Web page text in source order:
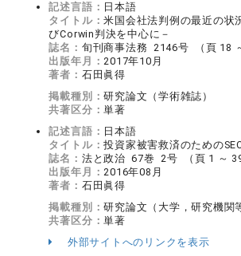
記述言語： 日本語
タイトル：米国会社法判例の最近の状
びCorwin判決を中心に－
誌名： 旬刊商事法務 2146号 （頁 18
出版年月：2017年10月
著者： 石田眞得
掲載種別：研究論文（学術雑誌）
共著区分：単著
記述言語： 日本語
タイトル：投資家被害救済のための
誌名： 法と政治 67巻 2号 （頁 1 ～ 39
出版年月：2016年08月
著者： 石田眞得
掲載種別：研究論文（大学，研究機関
共著区分：単著
外部サイトへのリンクを表示